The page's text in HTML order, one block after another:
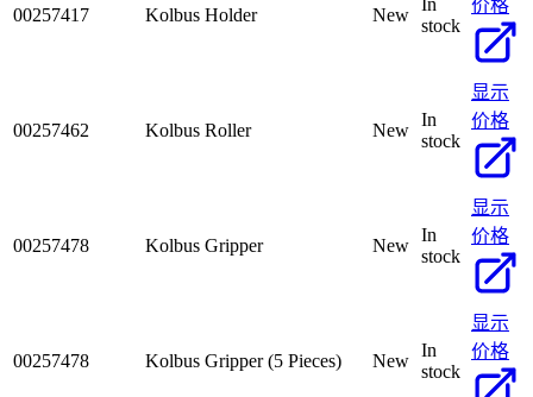
00257417 Kolbus Holder New
stock
价格
00257462 Kolbus Roller New
In
stock
显示
价格
00257478 Kolbus Gripper New
In
stock
显示
价格
00257478 Kolbus Gripper (5 Pieces) New
In
stock
显示
价格